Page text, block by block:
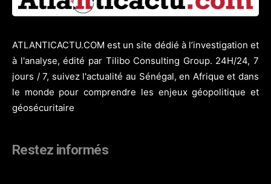
ATLANTICACTU.COM est un site dédié à l’investigation et
à l'analyse, édité par Tilibo Consulting Group. 24H/24, 7
jours / 7, suivez l'actualité au Sénégal, en Afrique et dans
le monde pour comprendre les enjeux géopolitique et
géosécuritaire
Restez informés